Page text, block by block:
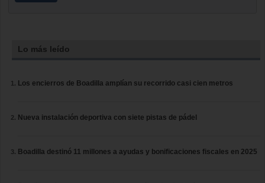
Lo más leído
Los encierros de Boadilla amplían su recorrido casi cien metros
Nueva instalación deportiva con siete pistas de pádel
Boadilla destinó 11 millones a ayudas y bonificaciones fiscales en 2025